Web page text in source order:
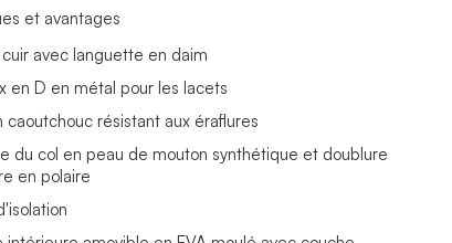
et avantages
avec languette en daim
en D en métal pour les lacets
caoutchouc résistant aux éraflures
du col en peau de mouton synthétique et doublure
en polaire